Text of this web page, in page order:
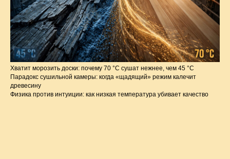
Хватит морозить доски: почему 70 °C сушат нежнее, чем 45 °C
Парадокс сушильной камеры: когда «щадящий» режим калечит
древесину
Физика против интуиции: как низкая температура убивает качество